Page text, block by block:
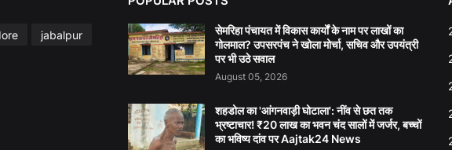
jabalpur
सेमरिहा पंचायत में विकास कार्यों के नाम पर लाखों का
गोलमाल? उपसरपंच ने खोला मोर्चा, सचिव और उपयंत्री
पर भी उठे सवाल
August 05, 2026
शहडोल का 'आंगनवाड़ी घोटाला': नींव से छत तक
भ्रष्टाचार! ₹20 लाख का भवन चंद सालों में जर्जर, बच्चों
का भविष्य दांव पर Aajtak24 News